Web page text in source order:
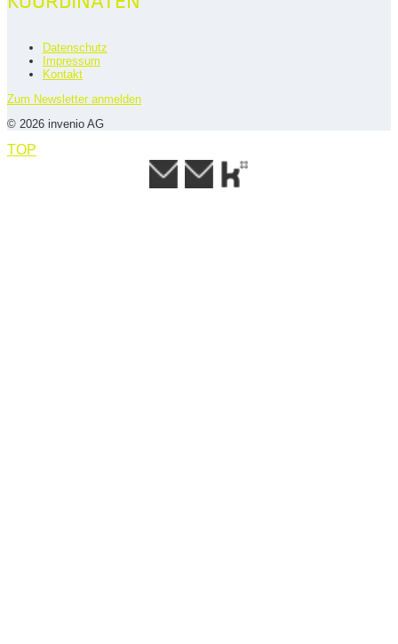
Datenschutz
Impressum
Kontakt
Zum Newsletter anmelden
© 2026 invenio AG
TOP